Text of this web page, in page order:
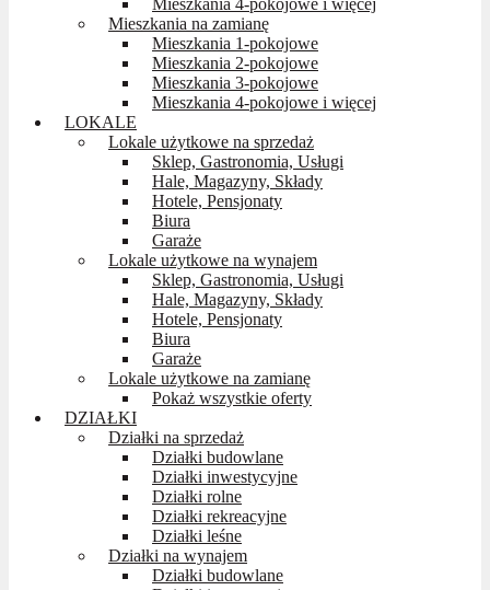
Mieszkania na zamianę
Mieszkania 1-pokojowe
Mieszkania 2-pokojowe
Mieszkania 3-pokojowe
Mieszkania 4-pokojowe i więcej
LOKALE
Lokale użytkowe na sprzedaż
Sklep, Gastronomia, Usługi
Hale, Magazyny, Składy
Hotele, Pensjonaty
Biura
Garaże
Lokale użytkowe na wynajem
Sklep, Gastronomia, Usługi
Hale, Magazyny, Składy
Hotele, Pensjonaty
Biura
Garaże
Lokale użytkowe na zamianę
Pokaż wszystkie oferty
DZIAŁKI
Działki na sprzedaż
Działki budowlane
Działki inwestycyjne
Działki rolne
Działki rekreacyjne
Działki leśne
Działki na wynajem
Działki budowlane